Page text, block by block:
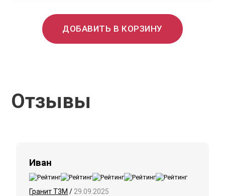
ДОБАВИТЬ В КОРЗИНУ
Отзывы
Иван
Гранит Т3М / 29.09.2025